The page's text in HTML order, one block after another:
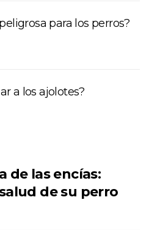
para los perros?
a los ajolotes?
de las encías:
de su perro